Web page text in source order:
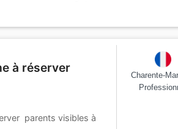
à réserver
parents visibles à
Charente-